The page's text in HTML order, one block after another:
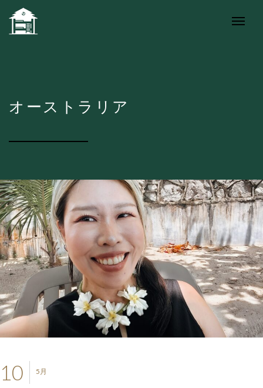
オーストラリア
5月
10